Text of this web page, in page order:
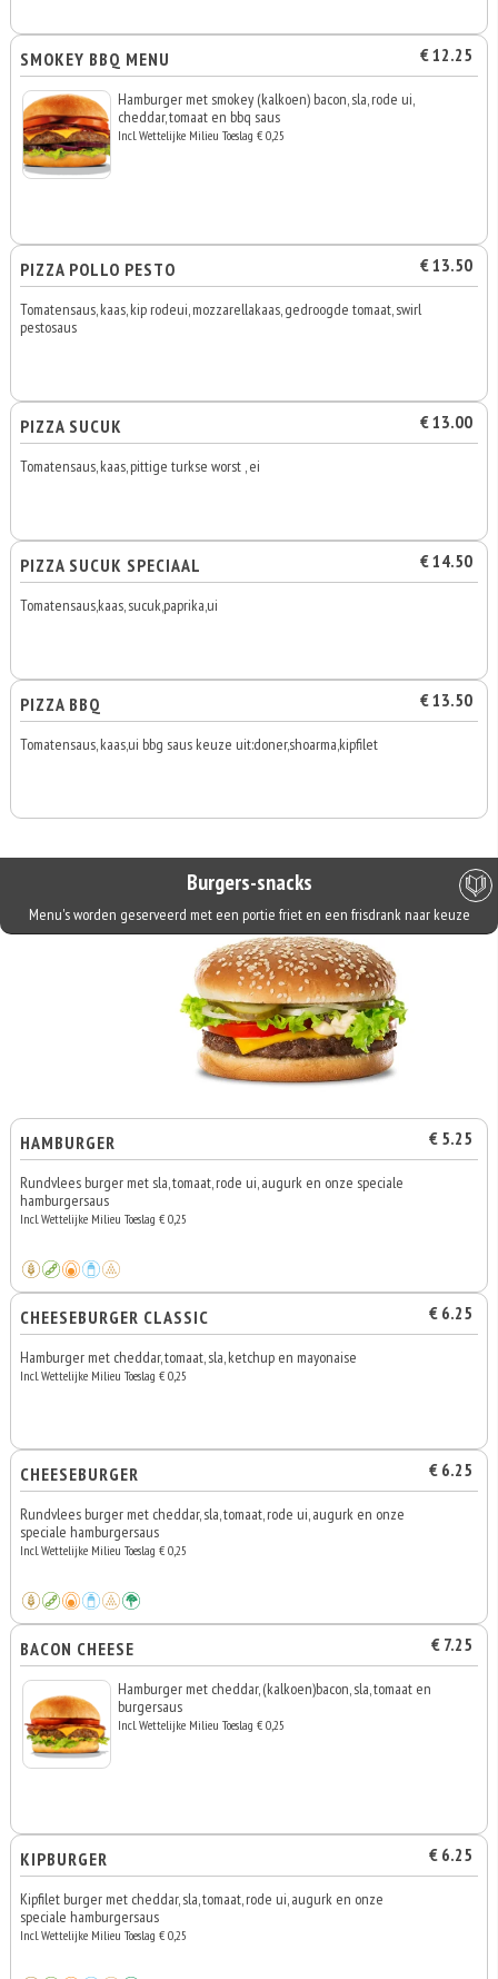
SMOKEY BBQ MENU € 12.25
Hamburger met smokey (kalkoen) bacon, sla, rode ui,
cheddar, tomaat en bbq saus
Incl. Wettelijke Milieu Toeslag € 0,25
PIZZA POLLO PESTO € 13.50
Tomatensaus, kaas, kip rodeui, mozzarellakaas, gedroogde tomaat, swirl
pestosaus
PIZZA SUCUK € 13.00
Tomatensaus, kaas, pittige turkse worst , ei
PIZZA SUCUK SPECIAAL € 14.50
Tomatensaus,kaas, sucuk,paprika,ui
PIZZA BBQ € 13.50
Tomatensaus, kaas,ui bbg saus keuze uit:doner,shoarma,kipfilet
Burgers-snacks
Menu's worden geserveerd met een portie friet en een frisdrank naar keuze
HAMBURGER € 5.25
Rundvlees burger met sla, tomaat, rode ui, augurk en onze speciale
hamburgersaus
Incl. Wettelijke Milieu Toeslag € 0,25
CHEESEBURGER CLASSIC € 6.25
Hamburger met cheddar, tomaat, sla, ketchup en mayonaise
Incl. Wettelijke Milieu Toeslag € 0,25
CHEESEBURGER € 6.25
Rundvlees burger met cheddar, sla, tomaat, rode ui, augurk en onze
speciale hamburgersaus
Incl. Wettelijke Milieu Toeslag € 0,25
BACON CHEESE € 7.25
Hamburger met cheddar, (kalkoen)bacon, sla, tomaat en
burgersaus
Incl. Wettelijke Milieu Toeslag € 0,25
KIPBURGER € 6.25
Kipfilet burger met cheddar, sla, tomaat, rode ui, augurk en onze
speciale hamburgersaus
Incl. Wettelijke Milieu Toeslag € 0,25